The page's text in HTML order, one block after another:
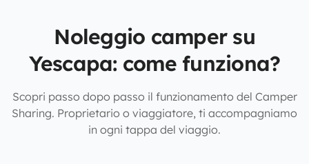
Noleggio camper su
Yescapa: come funziona?
Scopri passo dopo passo il funzionamento del Camper
Sharing. Proprietario o viaggiatore, ti accompagniamo
in ogni tappa del viaggio.